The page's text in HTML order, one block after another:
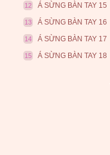
12 Á SỪNG BÀN TAY 15
13 Á SỪNG BÀN TAY 16
14 Á SỪNG BÀN TAY 17
15 Á SỪNG BÀN TAY 18